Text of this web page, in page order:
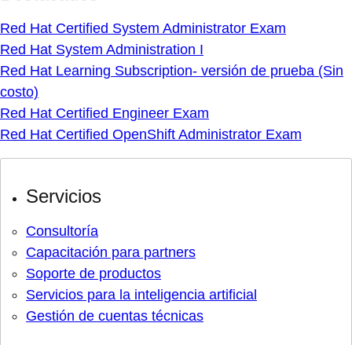
Red Hat Certified System Administrator Exam
Red Hat System Administration I
Red Hat Learning Subscription- versión de prueba (Sin
costo)
Red Hat Certified Engineer Exam
Red Hat Certified OpenShift Administrator Exam
Servicios
Consultoría
Capacitación para partners
Soporte de productos
Servicios para la inteligencia artificial
Gestión de cuentas técnicas